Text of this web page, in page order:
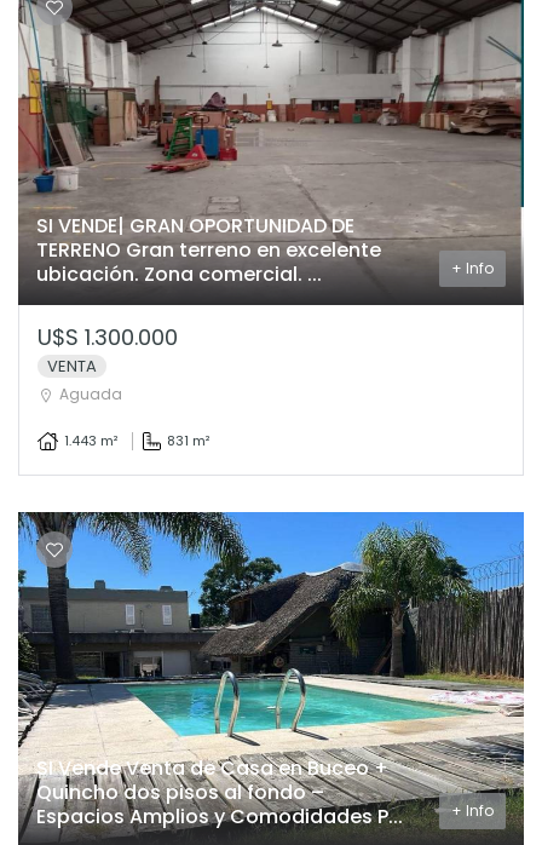
SI VENDE| GRAN OPORTUNIDAD DE
TERRENO Gran terreno en excelente
ubicación. Zona comercial. ...
+ Info
U$S 1.300.000
VENTA
Aguada
1.443 m² 831 m²
SI Vende Venta de Casa en Buceo +
Quincho dos pisos al fondo –
Espacios Amplios y Comodidades P...
+ Info